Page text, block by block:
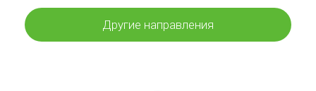
Другие направления